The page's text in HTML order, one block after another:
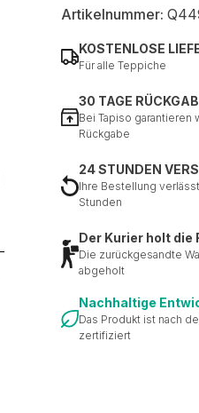
Artikelnummer:
KOSTENLOSE
Für alle Teppiche
30 TAGE
Bei Tapiso
Rückgabe
24 STUNDEN
Ihre Bestellung
Stunden
Der Kurier holt die
Die zurückgesandte
abgeholt
Nachhaltige
Das Produkt ist nach
zertifiziert